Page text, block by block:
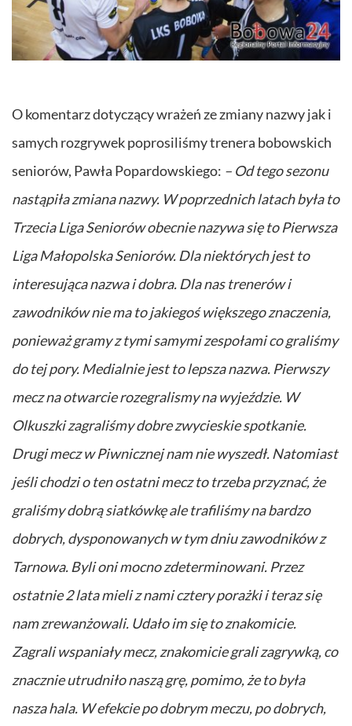
O komentarz dotyczący wrażeń ze zmiany nazwy jak i
samych rozgrywek poprosiliśmy trenera bobowskich
seniorów, Pawła Popardowskiego: – Od tego sezonu
nastąpiła zmiana nazwy. W poprzednich latach była to
Trzecia Liga Seniorów obecnie nazywa się to Pierwsza
Liga Małopolska Seniorów. Dla niektórych jest to
interesująca nazwa i dobra. Dla nas trenerów i
zawodników nie ma to jakiegoś większego znaczenia,
ponieważ gramy z tymi samymi zespołami co graliśmy
do tej pory. Medialnie jest to lepsza nazwa. Pierwszy
mecz na otwarcie rozegralismy na wyjeździe. W
Olkuszki zagraliśmy dobre zwycieskie spotkanie.
Drugi mecz w Piwnicznej nam nie wyszedł. Natomiast
jeśli chodzi o ten ostatni mecz to trzeba przyznać, że
graliśmy dobrą siatkówkę ale trafiliśmy na bardzo
dobrych, dysponowanych w tym dniu zawodników z
Tarnowa. Byli oni mocno zdeterminowani. Przez
ostatnie 2 lata mieli z nami cztery porażki i teraz się
nam zrewanżowali. Udało im się to znakomicie.
Zagrali wspaniały mecz, znakomicie grali zagrywką, co
znacznie utrudniło naszą grę, pomimo, że to była
nasza hala. W efekcie po dobrym meczu, po dobrych,